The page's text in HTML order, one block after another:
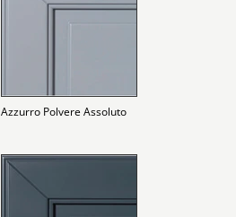
Azzurro Polvere Assoluto